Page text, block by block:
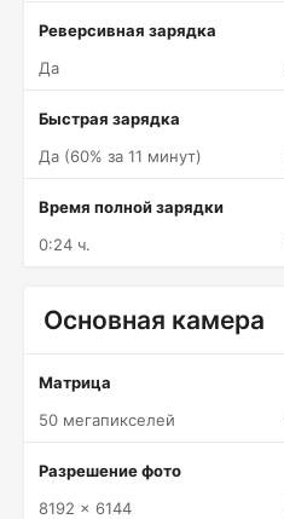
Реверсивная зарядка
Да
Быстрая зарядка
Да (60% за 11 минут)
Время полной зарядки
0:24 ч.
Основная камера
Матрица
50 мегапикселей
Разрешение фото
8192 x 6144